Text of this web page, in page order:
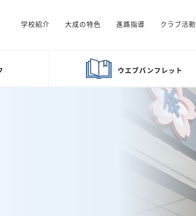
学校紹介 大成の特色 進路指導 クラブ活動
ウエブパンフレット